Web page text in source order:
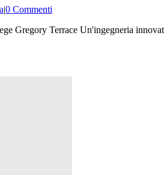
|0 Commenti
Gregory Terrace Un'ingegneria